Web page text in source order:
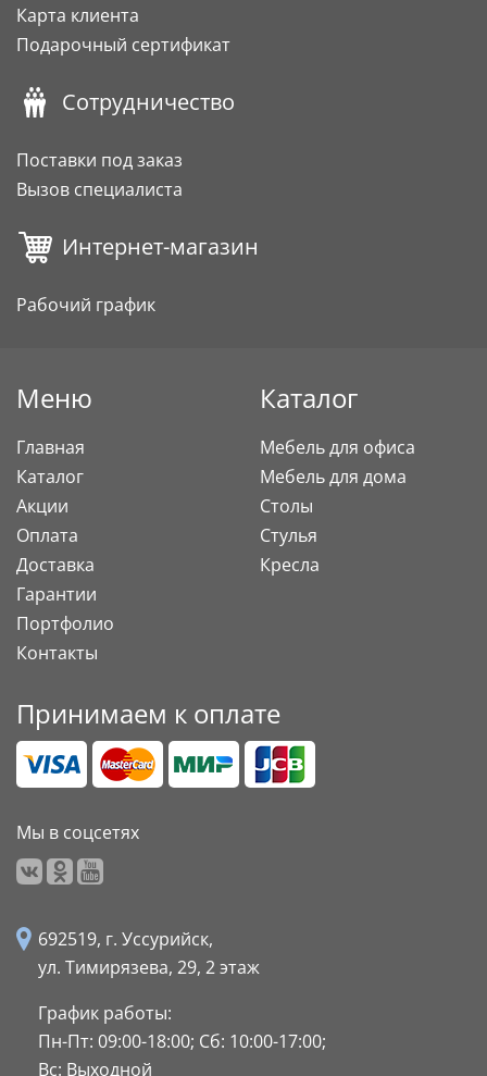
Карта клиента
Подарочный сертификат
Сотрудничество
Поставки под заказ
Вызов специалиста
Интернет-магазин
Рабочий график
Меню
Главная
Каталог
Акции
Оплата
Доставка
Гарантии
Портфолио
Контакты
Каталог
Мебель для офиса
Мебель для дома
Столы
Стулья
Кресла
Принимаем к оплате
Мы в соцсетях
692519, г. Уссурийск,
ул. Тимирязева, 29, 2 этаж
График работы:
Пн-Пт: 09:00-18:00; Сб: 10:00-17:00;
Вс: Выходной